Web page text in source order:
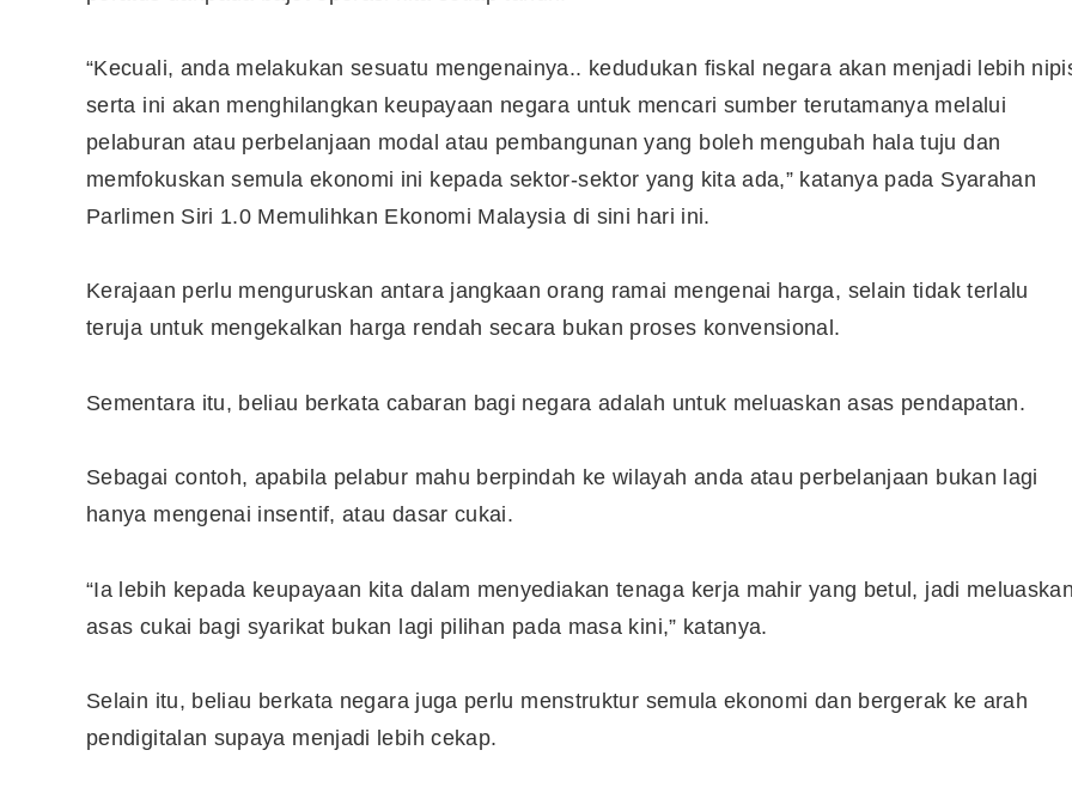
“Kecuali, anda melakukan sesuatu mengenainya.. kedudukan fiskal negara akan menjadi lebih
serta ini akan menghilangkan keupayaan negara untuk mencari sumber terutamanya melalui
pelaburan atau perbelanjaan modal atau pembangunan yang boleh mengubah hala tuju dan
memfokuskan semula ekonomi ini kepada sektor-sektor yang kita ada,” katanya pada Syarahan
Parlimen Siri 1.0 Memulihkan Ekonomi Malaysia di sini hari ini.
Kerajaan perlu menguruskan antara jangkaan orang ramai mengenai harga, selain tidak terlalu
teruja untuk mengekalkan harga rendah secara bukan proses konvensional.
Sementara itu, beliau berkata cabaran bagi negara adalah untuk meluaskan asas pendapatan.
Sebagai contoh, apabila pelabur mahu berpindah ke wilayah anda atau perbelanjaan bukan lagi
hanya mengenai insentif, atau dasar cukai.
“Ia lebih kepada keupayaan kita dalam menyediakan tenaga kerja mahir yang betul, jadi
asas cukai bagi syarikat bukan lagi pilihan pada masa kini,” katanya.
Selain itu, beliau berkata negara juga perlu menstruktur semula ekonomi dan bergerak ke arah
pendigitalan supaya menjadi lebih cekap.